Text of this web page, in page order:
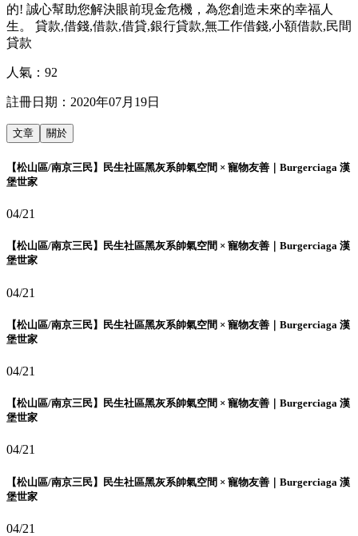
的! 誠心幫助您解決眼前現金危機，為您創造未來的幸福人
生。 貸款,借錢,借款,借貸,銀行貸款,無工作借錢,小額借款,民間
貸款
人氣： 92
註冊日期： 2020年07月19日
文章 關於
【松山區/南京三民】民生社區黑灰系帥氣空間 × 寵物友善｜Burgerciaga 漢
堡世家
04/21
【松山區/南京三民】民生社區黑灰系帥氣空間 × 寵物友善｜Burgerciaga 漢
堡世家
04/21
【松山區/南京三民】民生社區黑灰系帥氣空間 × 寵物友善｜Burgerciaga 漢
堡世家
04/21
【松山區/南京三民】民生社區黑灰系帥氣空間 × 寵物友善｜Burgerciaga 漢
堡世家
04/21
【松山區/南京三民】民生社區黑灰系帥氣空間 × 寵物友善｜Burgerciaga 漢
堡世家
04/21